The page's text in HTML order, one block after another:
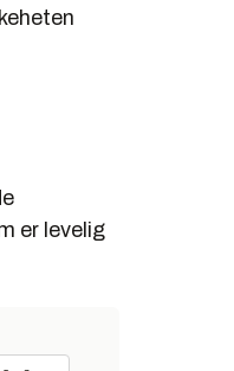
er levelig